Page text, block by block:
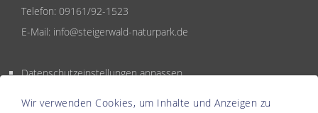
Telefon: 09161/92-1523
E-Mail: info@steigerwald-naturpark.de
Datenschutzeinstellungen anpassen
Wir verwenden Cookies, um Inhalte und Anzeigen zu